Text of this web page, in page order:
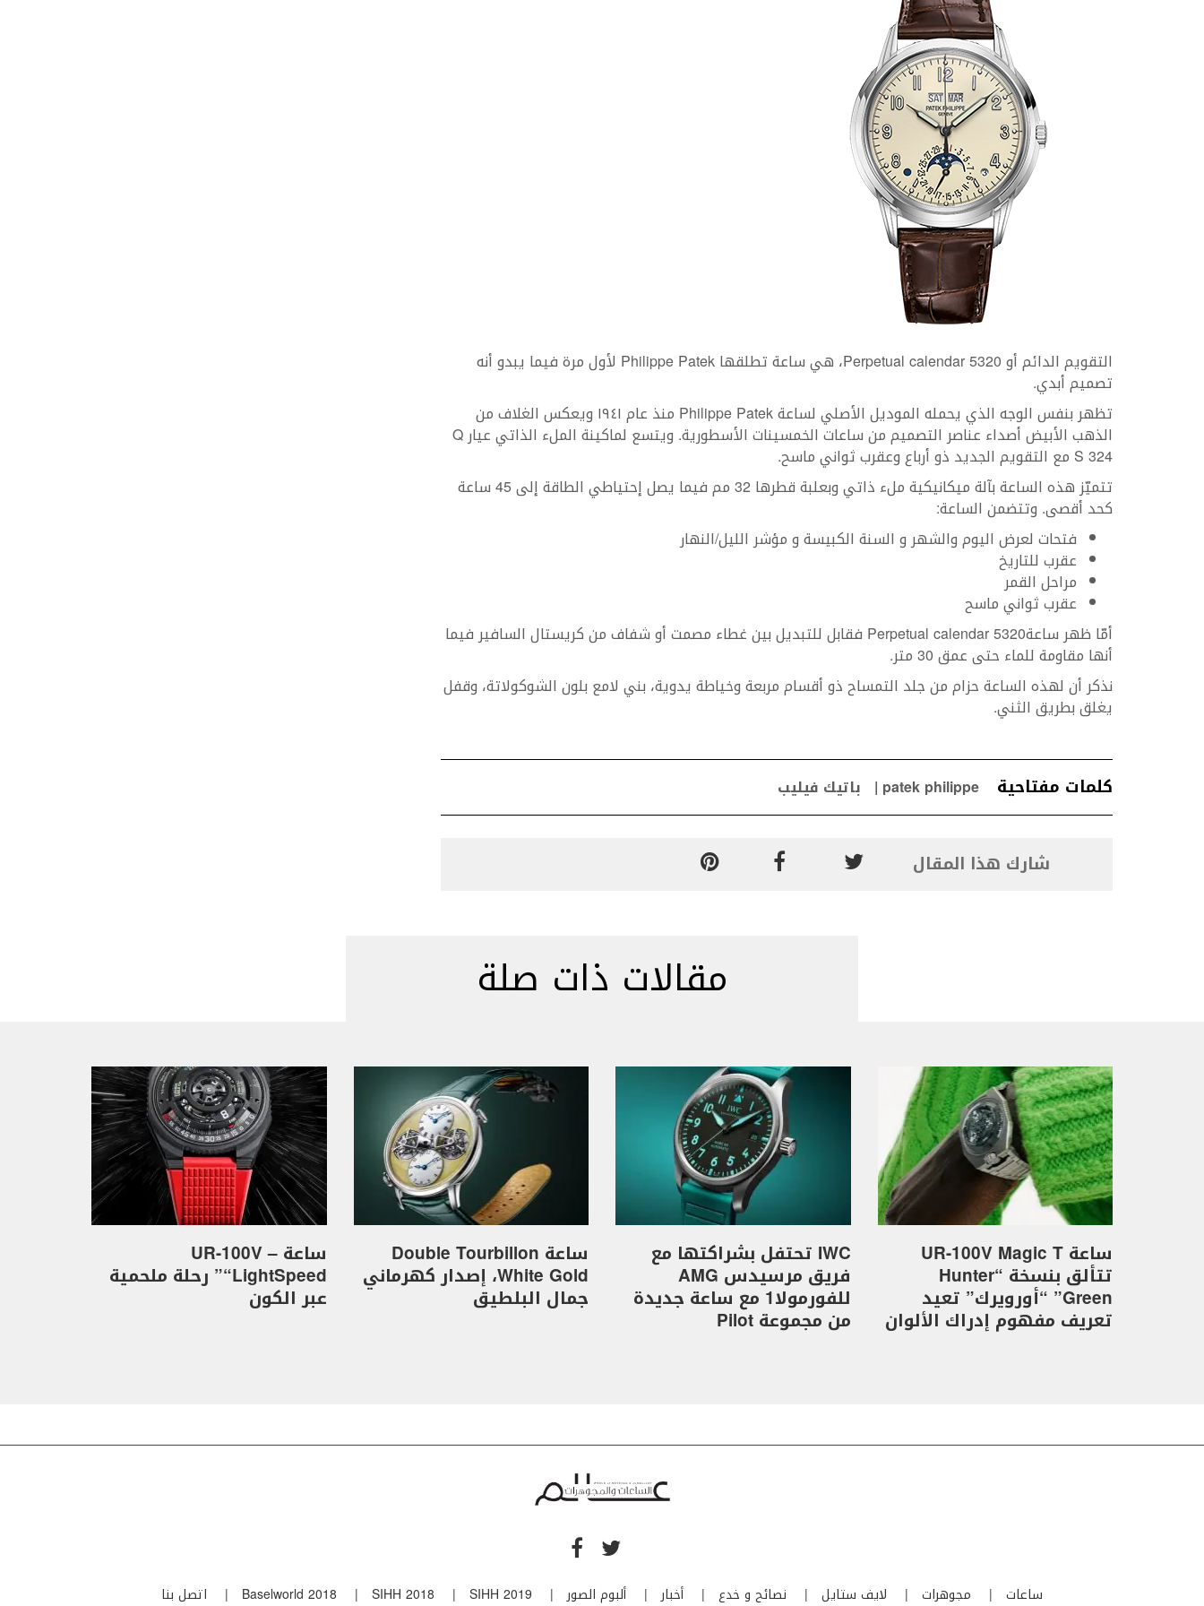
التقويم الدائم أو Perpetual calendar 5320، هي ساعة تطلقها Philippe Patek لأول مرة فيما يبدو أنه
تصميم أبدي.
تظهر بنفس الوجه الذي يحمله الموديل الأصلي لساعة Philippe Patek منذ عام ١٩٤١ ويعكس الغلاف من
الذهب الأبيض أصداء عناصر التصميم من ساعات الخمسينات الأسطورية. ويتسع لماكينة الملء الذاتي عيار Q
S 324 مع التقويم الجديد ذو أرباع وعقرب ثواني ماسح.
تتميّز هذه الساعة بآلة ميكانيكية ملء ذاتي وبعلبة قطرها 32 مم فيما يصل إحتياطي الطاقة إلى 45 ساعة
كحد أقصى. وتتضمن الساعة:
فتحات لعرض اليوم والشهر و السنة الكبيسة و مؤشر الليل/النهار‎
عقرب للتاريخ‎
مراحل القمر‎
عقرب ثواني ماسح‎
‎أمّا ظهر ساعةPerpetual calendar 5320 فقابل للتبديل بين غطاء مصمت أو شفاف من كريستال السافير‎ فيما
أنها مقاومة للماء حتى عمق 30 متر.
نذكر أن لهذه الساعة حزام من جلد التمساح ذو أقسام مربعة وخياطة يدوية، بني لامع بلون الشوكولاتة، وقفل
يغلق بطريق الثني‎.
كلمات مفتاحية patek philippe باتيك فيليب
شارك هذا المقال
مقالات ذات صلة
ساعة UR-100V Magic T
تتألق بنسخة “Hunter
Green” “أورويرك” تعيد
تعريف مفهوم إدراك الألوان
IWC تحتفل بشراكتها مع
فريق مرسيدس AMG
للفورمولا1 مع ساعة جديدة
من مجموعة Pilot
ساعة Double Tourbillon
White Gold، إصدار كهرماني
جمال البلطيق
ساعة UR-100V –
“LightSpeed” رحلة ملحمية
عبر الكون
ساعات مجوهرات لايف ستايل نصائح و خدع أخبار ألبوم الصور SIHH 2019
SIHH 2018
Baselworld 2018 اتصل بنا